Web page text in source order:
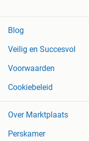
Blog
Veilig en Succesvol
Voorwaarden
Cookiebeleid
Over Marktplaats
Perskamer